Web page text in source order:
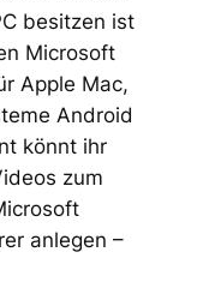
besitzen ist
Microsoft
Apple Mac,
Android
könnt ihr
zum
anlegen –